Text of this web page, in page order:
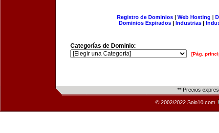
Registro de Dominios| Web Hosting |
Dominios Expirados | Industrias |
Categorías de Dominio:
[Pág.
** Precios
© 2002/2022 Solo10.com